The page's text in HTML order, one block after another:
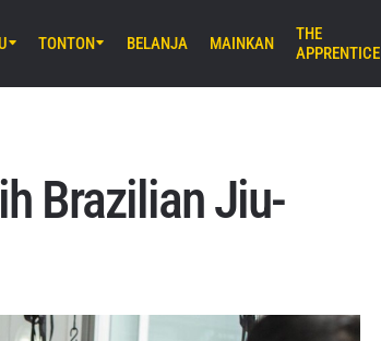
166 & The Inner Circle
TONTON BELANJA MAINKAN
THE
APPRENTICE
Brazilian Jiu-